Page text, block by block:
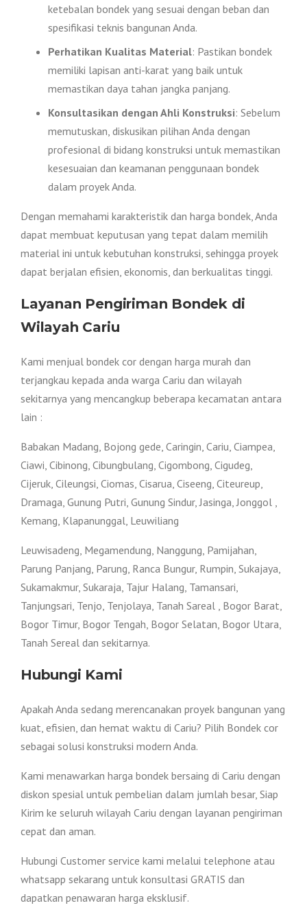
ketebalan bondek yang sesuai dengan beban dan
spesifikasi teknis bangunan Anda.
Perhatikan Kualitas Material: Pastikan bondek
memiliki lapisan anti-karat yang baik untuk
memastikan daya tahan jangka panjang.
Konsultasikan dengan Ahli Konstruksi: Sebelum
memutuskan, diskusikan pilihan Anda dengan
profesional di bidang konstruksi untuk memastikan
kesesuaian dan keamanan penggunaan bondek
dalam proyek Anda.
Dengan memahami karakteristik dan harga bondek, Anda
dapat membuat keputusan yang tepat dalam memilih
material ini untuk kebutuhan konstruksi, sehingga proyek
dapat berjalan efisien, ekonomis, dan berkualitas tinggi.
Layanan Pengiriman Bondek di
Wilayah Cariu
Kami menjual bondek cor dengan harga murah dan
terjangkau kepada anda warga Cariu dan wilayah
sekitarnya yang mencangkup beberapa kecamatan antara
lain :
Babakan Madang, Bojong gede, Caringin, Cariu, Ciampea,
Ciawi, Cibinong, Cibungbulang, Cigombong, Cigudeg,
Cijeruk, Cileungsi, Ciomas, Cisarua, Ciseeng, Citeureup,
Dramaga, Gunung Putri, Gunung Sindur, Jasinga, Jonggol ,
Kemang, Klapanunggal, Leuwiliang
Leuwisadeng, Megamendung, Nanggung, Pamijahan,
Parung Panjang, Parung, Ranca Bungur, Rumpin, Sukajaya,
Sukamakmur, Sukaraja, Tajur Halang, Tamansari,
Tanjungsari, Tenjo, Tenjolaya, Tanah Sareal , Bogor Barat,
Bogor Timur, Bogor Tengah, Bogor Selatan, Bogor Utara,
Tanah Sereal dan sekitarnya.
Hubungi Kami
Apakah Anda sedang merencanakan proyek bangunan yang
kuat, efisien, dan hemat waktu di Cariu? Pilih Bondek cor
sebagai solusi konstruksi modern Anda.
Kami menawarkan harga bondek bersaing di Cariu dengan
diskon spesial untuk pembelian dalam jumlah besar, Siap
Kirim ke seluruh wilayah Cariu dengan layanan pengiriman
cepat dan aman.
Hubungi Customer service kami melalui telephone atau
whatsapp sekarang untuk konsultasi GRATIS dan
dapatkan penawaran harga eksklusif.